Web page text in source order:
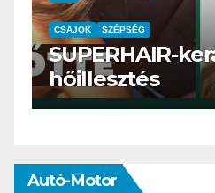
keratinos
Autó-Motor